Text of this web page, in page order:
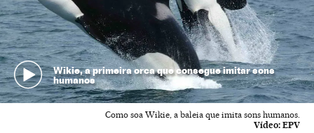
Wikie, a primeira orca que consegue imitar sons
humanos
Como soa Wikie, a baleia que imita sons humanos.
Vídeo: EPV